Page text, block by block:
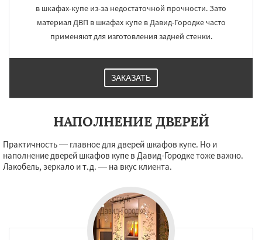
в шкафах-купе из-за недостаточной прочности. Зато
материал ДВП в шкафах купе в Давид-Городке часто
применяют для изготовления задней стенки.
ЗАКАЗАТЬ
НАПОЛНЕНИЕ ДВЕРЕЙ
Практичность — главное для дверей шкафов купе. Но и
наполнение дверей шкафов купе в Давид-Городке тоже важно.
Лакобель, зеркало и т.д. — на вкус клиента.